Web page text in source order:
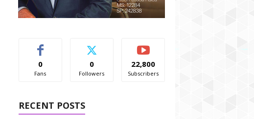
0
Fans
0
Followers
22,800
Subscribers
RECENT POSTS